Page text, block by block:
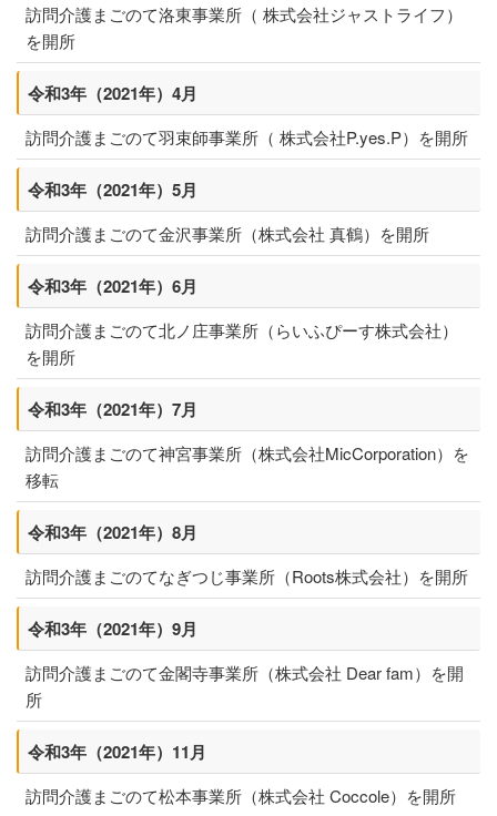
訪問介護まごのて洛東事業所（ 株式会社ジャストライフ）
を開所
令和3年（2021年）4月
訪問介護まごのて羽束師事業所（ 株式会社P.yes.P）を開所
令和3年（2021年）5月
訪問介護まごのて金沢事業所（株式会社 真鶴）を開所
令和3年（2021年）6月
訪問介護まごのて北ノ庄事業所（らいふぴーす株式会社）
を開所
令和3年（2021年）7月
訪問介護まごのて神宮事業所（株式会社MicCorporation）を
移転
令和3年（2021年）8月
訪問介護まごのてなぎつじ事業所（Roots株式会社）を開所
令和3年（2021年）9月
訪問介護まごのて金閣寺事業所（株式会社 Dear fam）を開
所
令和3年（2021年）11月
訪問介護まごのて松本事業所（株式会社 Coccole）を開所